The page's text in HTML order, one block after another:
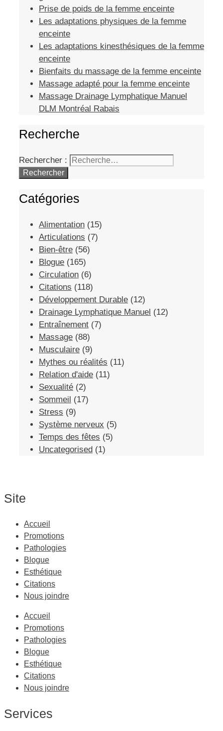
Prise de poids de la femme enceinte
Les adaptations physiques de la femme
enceinte
Les adaptations kinesthésiques de la femme
enceinte
Bienfaits du massage de la femme enceinte
Massage adapté pour la femme enceinte
Massage Drainage Lymphatique Manuel
DLM Montréal Rabais
Recherche
Rechercher :
Catégories
Alimentation (15)
Articulations (7)
Bien-être (56)
Blogue (165)
Circulation (6)
Citations (118)
Développement Durable (12)
Drainage Lymphatique Manuel (12)
Entraînement (7)
Massage (88)
Musculaire (9)
Mythes ou réalités (11)
Relation d'aide (11)
Sexualité (2)
Sommeil (17)
Stress (9)
Système nerveux (5)
Temps des fêtes (5)
Uncategorised (1)
Site
Accueil
Promotions
Pathologies
Blogue
Esthétique
Citations
Nous joindre
Accueil
Promotions
Pathologies
Blogue
Esthétique
Citations
Nous joindre
Services